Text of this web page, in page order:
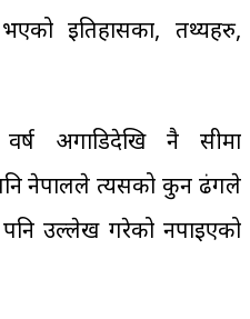
इतिहासका, तथ्यहरु,
अगाडिदेखि नै सीमा
नेपालले त्यसको कुन ढंगले
पनि उल्लेख गरेको नपाइएको